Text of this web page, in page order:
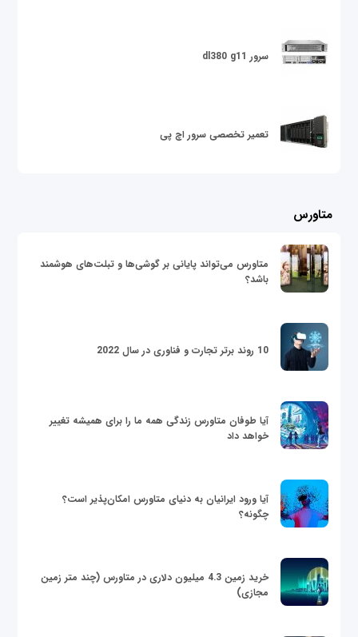
سرور dl380 g11
تعمیر تخصصی سرور اچ پی
متاورس
متاورس می‌تواند پایانی بر گوشی‌ها و تبلت‌های هوشمند
باشد؟
10 روند برتر تجارت و فناوری در سال 2022
آیا طوفان متاورس زندگی همه ما را برای همیشه تغییر
خواهد داد
آیا ورود ایرانیان به دنیای متاورس امکان‌پذیر است؟
چگونه؟
خرید زمین 4.3 میلیون دلاری در متاورس (چند متر زمین
مجازی)